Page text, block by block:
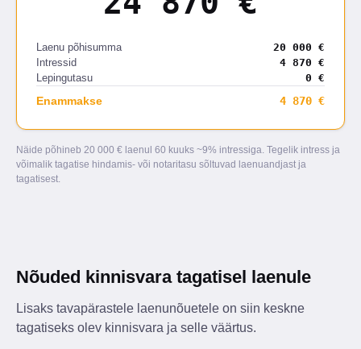
Laenu põhisumma
20 000 €
Intressid
4 870 €
Lepingutasu
0 €
Enammakse 4 870 €
Näide põhineb 20 000 € laenul 60 kuuks ~9% intressiga. Tegelik intress ja
võimalik tagatise hindamis- või notaritasu sõltuvad laenuandjast ja
tagatisest.
Nõuded kinnisvara tagatisel laenule
Lisaks tavapärastele laenunõuetele on siin keskne
tagatiseks olev kinnisvara ja selle väärtus.